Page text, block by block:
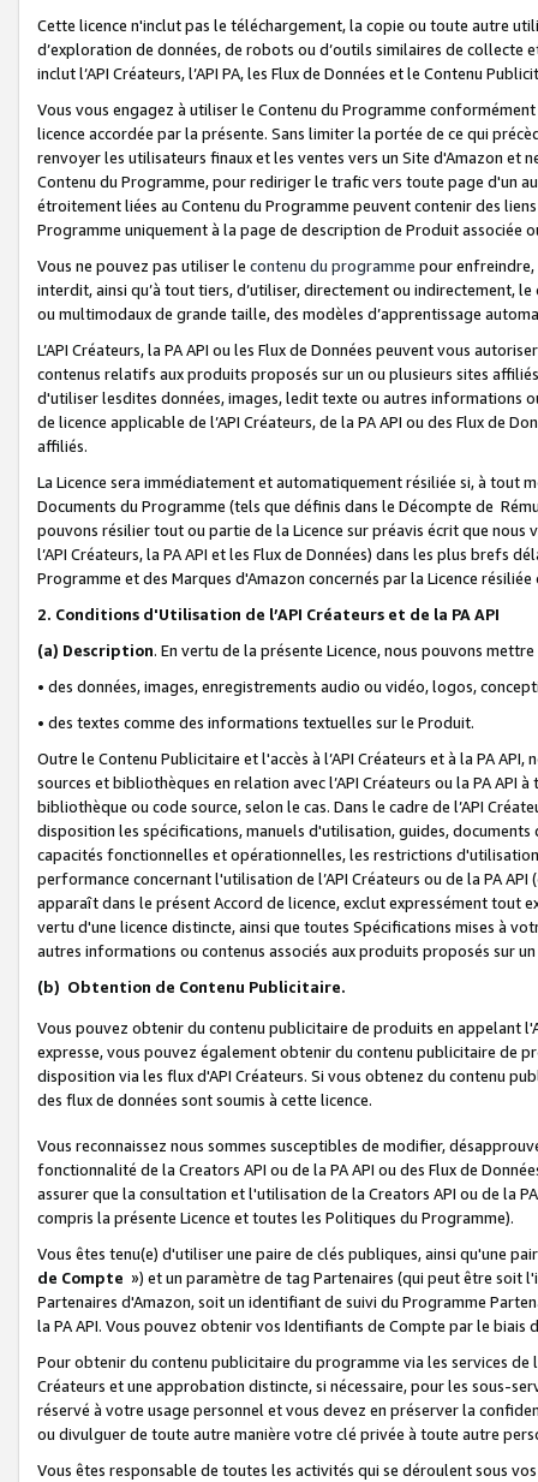
Cette licence n'inclut pas le téléchargement, la copie ou toute autre
d’exploration de données, de robots ou d’outils similaires de
inclut l’API Créateurs, l’API PA, les Flux de Données et le Contenu
Vous vous engagez à utiliser le Contenu du Programme
licence accordée par la présente. Sans limiter la portée de ce qui
renvoyer les utilisateurs finaux et les ventes vers un Site d'Amazon et
Contenu du Programme, pour rediriger le trafic vers toute page d'un
étroitement liées au Contenu du Programme peuvent contenir des
Programme uniquement à la page de description de Produit associée
Vous ne pouvez pas utiliser le contenu du programme pour
interdit, ainsi qu’à tout tiers, d’utiliser, directement ou indirectement,
ou multimodaux de grande taille, des modèles d’apprentissage
L’API Créateurs, la PA API ou les Flux de Données peuvent vous
contenus relatifs aux produits proposés sur un ou plusieurs sites
d'utiliser lesdites données, images, ledit texte ou autres informations
de licence applicable de l’API Créateurs, de la PA API ou des Flux de
affiliés.
La Licence sera immédiatement et automatiquement résiliée si, à
Documents du Programme (tels que définis dans le Décompte de
pouvons résilier tout ou partie de la Licence sur préavis écrit que
l’API Créateurs, la PA API et les Flux de Données) dans les plus
Programme et des Marques d'Amazon concernés par la Licence
2. Conditions d'Utilisation de l’API Créateurs et de la PA API
(a) Description. En vertu de la présente Licence, nous pouvons
• des données, images, enregistrements audio ou vidéo, logos,
• des textes comme des informations textuelles sur le Produit.
Outre le Contenu Publicitaire et l'accès à l’API Créateurs et à la PA
sources et bibliothèques en relation avec l’API Créateurs ou la PA
bibliothèque ou code source, selon le cas. Dans le cadre de l’API
disposition les spécifications, manuels d'utilisation, guides,
capacités fonctionnelles et opérationnelles, les restrictions
performance concernant l'utilisation de l’API Créateurs ou de la PA
apparaît dans le présent Accord de licence, exclut expressément tout
vertu d'une licence distincte, ainsi que toutes Spécifications mises à
autres informations ou contenus associés aux produits proposés sur
(b) Obtention de Contenu Publicitaire.
Vous pouvez obtenir du contenu publicitaire de produits en appelant
expresse, vous pouvez également obtenir du contenu publicitaire de
disposition via les flux d'API Créateurs. Si vous obtenez du contenu
des flux de données sont soumis à cette licence.
Vous reconnaissez nous sommes susceptibles de modifier,
fonctionnalité de la Creators API ou de la PA API ou des Flux de
assurer que la consultation et l'utilisation de la Creators API ou de la
compris la présente Licence et toutes les Politiques du Programme).
Vous êtes tenu(e) d'utiliser une paire de clés publiques, ainsi qu'une
de Compte ») et un paramètre de tag Partenaires (qui peut être soit
Partenaires d'Amazon, soit un identifiant de suivi du Programme
la PA API. Vous pouvez obtenir vos Identifiants de Compte par le biais
Pour obtenir du contenu publicitaire du programme via les services
Créateurs et une approbation distincte, si nécessaire, pour les sous-
réservé à votre usage personnel et vous devez en préserver la
ou divulguer de toute autre manière votre clé privée à toute autre
Vous êtes responsable de toutes les activités qui se déroulent sous